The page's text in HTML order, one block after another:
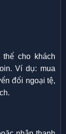
cho khách
Ví dụ: mua
đổi ngoại tệ,